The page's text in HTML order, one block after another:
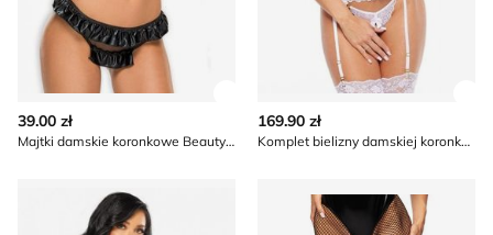
39.00 zł
Majtki damskie koronkowe Beauty Night
169.90 zł
Komplet bielizny damskiej koronkowy Beauty Night
Koszula nocna Beauty Night Rajstopy Beauty Night